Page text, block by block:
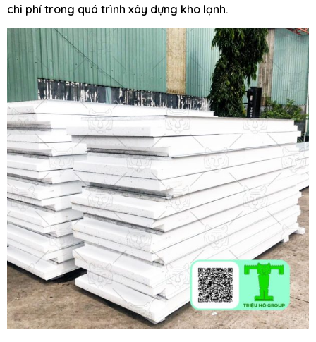
chi phí trong quá trình xây dựng kho lạnh.